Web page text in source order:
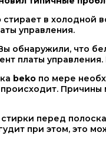
стирает в холодной
управления.
обнаружили, что
платы
beko по мере
Причины
перед
при этом, это